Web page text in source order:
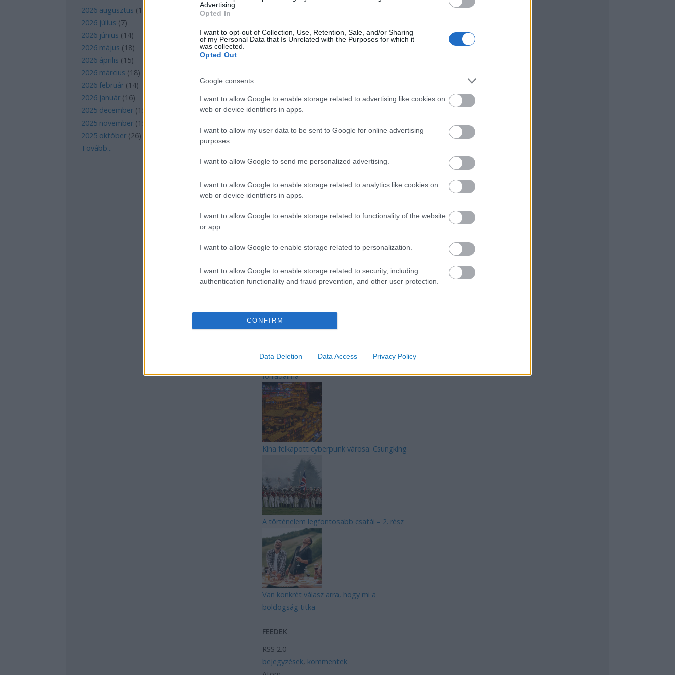
Advertising.
Opted In
I want to opt-out of Collection, Use, Retention, Sale, and/or Sharing
of my Personal Data that Is Unrelated with the Purposes for which it
was collected.
Opted Out
Google consents
I want to allow Google to enable storage related to advertising like cookies on
web or device identifiers in apps.
I want to allow my user data to be sent to Google for online advertising
purposes.
I want to allow Google to send me personalized advertising.
I want to allow Google to enable storage related to analytics like cookies on
web or device identifiers in apps.
I want to allow Google to enable storage related to functionality of the website
or app.
I want to allow Google to enable storage related to personalization.
I want to allow Google to enable storage related to security, including
authentication functionality and fraud prevention, and other user protection.
CONFIRM
Data Deletion Data Access Privacy Policy
2026 augusztus (1 )
2026 július (7)
2026 június (14)
2026 május (18)
2026 április (15)
2026 március (18)
2026 február (14)
2026 január (16)
2025 december (15
2025 november (15
2025 október (26)
Tovább...
Mik alakítják a gondolkodásod? Avagy a
Az egygyermekes politika és Kína gazdasági
Japán sebességre kapcsol – A gyorsvasút
forradalma
Kína felkapott cyberpunk városa: Csungking
A történelem legfontosabb csatái – 2. rész
Van konkrét válasz arra, hogy mi a
boldogság titka
FEEDEK
RSS 2.0
bejegyzések, kommentek